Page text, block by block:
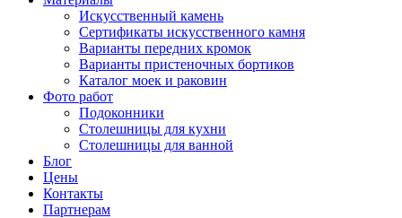
Искусственный камень
Сертификаты искусственного камня
Варианты передних кромок
Варианты пристеночных бортиков
Каталог моек и раковин
Фото работ
Подоконники
Столешницы для кухни
Столешницы для ванной
Блог
Цены
Контакты
Партнерам